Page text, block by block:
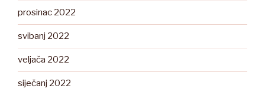
prosinac 2022
svibanj 2022
veljača 2022
siječanj 2022